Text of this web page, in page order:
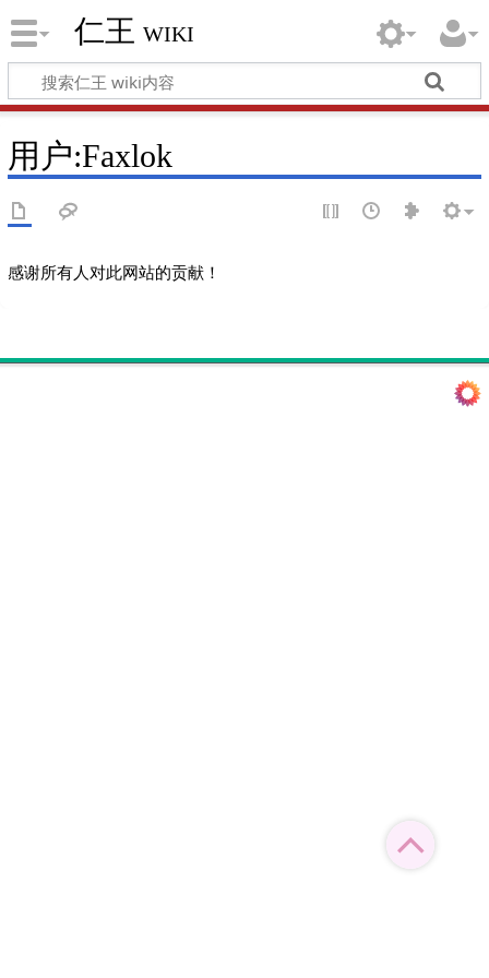
仁王 wiki
用户:Faxlok
感谢所有人对此网站的贡献！